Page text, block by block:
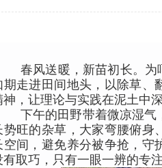
春风送暖，新苗初长。
期走进田间地头，以除草、
神，让理论与实践在泥土中深
下午的田野带着微凉湿气
势旺的杂草，大家弯腰俯身
空间，避免养分被争抢，守
有取巧，只有一眼一辨的专